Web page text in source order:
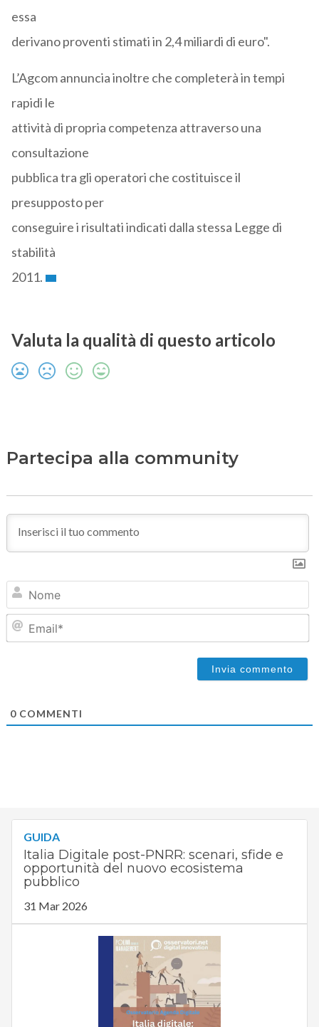
essa
derivano proventi stimati in 2,4 miliardi di euro".
L’Agcom annuncia inoltre che completerà in tempi
rapidi le
attività di propria competenza attraverso una
consultazione
pubblica tra gli operatori che costituisce il
presupposto per
conseguire i risultati indicati dalla stessa Legge di
stabilità
2011.
Valuta la qualità di questo articolo
Partecipa alla community
0COMMENTI
GUIDA
Italia Digitale post-PNRR: scenari, sfide e
opportunità del nuovo ecosistema
pubblico
31 Mar 2026